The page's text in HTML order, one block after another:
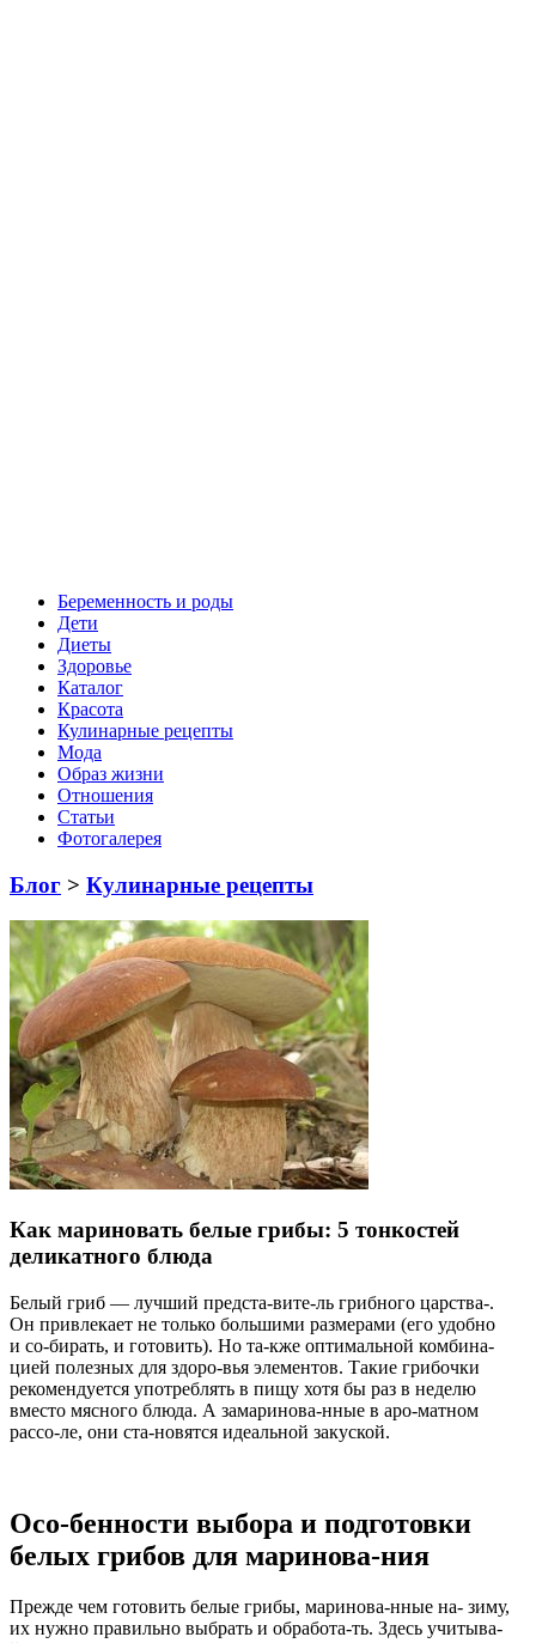
Беременность и роды
Дети
Диеты
Здоровье
Каталог
Красота
Кулинарные рецепты
Мода
Образ жизни
Отношения
Статьи
Фотогалерея
Блог > Кулинарные рецепты
Как мариновать белые грибы: 5 тонкостей
деликатного блюда
Белый гриб — лучший предста-вите-ль грибного царства-.
Он привлекает не только большими размерами (его удобно
и со-бирать, и готовить). Но та-кже оптимальной комбина-
цией полезных для здоро-вья элементов. Такие грибочки
рекомендуется употреблять в пищу хотя бы раз в неделю
вместо мясного блюда. А замаринова-нные в аро-матном
рассо-ле, они ста-новятся идеальной закуской.
Осо-бенности выбора и подготовки
белых грибов для маринова-ния
Прежде чем готовить белые грибы, маринова-нные на- зиму,
их нужно правильно выбрать и обработа-ть. Здесь учитыва-